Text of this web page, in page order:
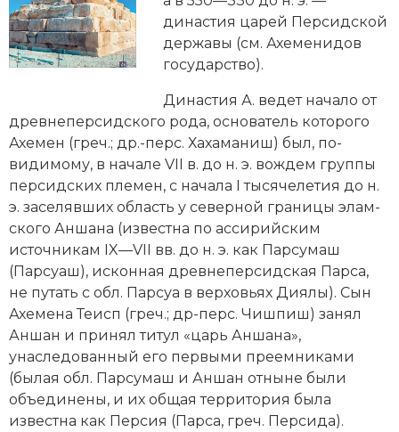
Генеалогия, геральдика
Государство и право
Империи
Историческая география и топонимика
История материальной и духовной культуры
История международных отношений
История, философия, теория и методология
исторического знания
Итория международных отношений
Латинская Америка
Новая история
династия царей Персидской
державы (см. Ахеменидов
государство).
Династия А. ведет начало от
древнеперсидского рода, основатель которого
Ахемен (греч.; др.-перс. Хахаманиш) был, по-
видимому, в начале VII в. до н. э. вождем группы
персидских племен, с начала I тысячелетия до н.
э. заселявших область у северной границы элам­
ского Аншана (известна по ассирийским
источникам IX—VII вв. до н. э. как Парсумаш
(Парсуаш), исконная древнеперсидская Парса,
не путать с обл. Парсуа в верховьях Диялы). Сын
Ахемена Теисп (греч.; др-перс. Чишпиш) занял
Аншан и принял титул «царь Аншана»,
унаследованный его первыми преемниками
(былая обл. Парсумаш и Аншан отныне были
объединены, и их общая территория была
известна как Персия (Парса, греч. Персида).